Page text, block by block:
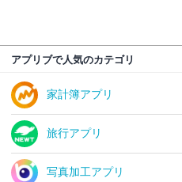
アプリブで人気のカテゴリ
家計簿アプリ
旅行アプリ
写真加工アプリ